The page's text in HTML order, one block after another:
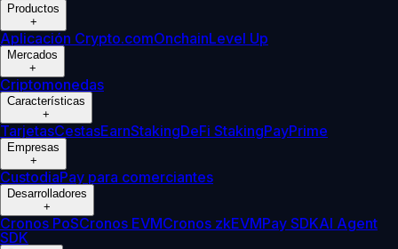
Productos
+
Aplicación Crypto.comOnchainLevel Up
Mercados
+
Criptomonedas
Características
+
TarjetasCestasEarnStakingDeFi StakingPayPrime
Empresas
+
CustodiaPay para comerciantes
Desarrolladores
+
Cronos PoSCronos EVMCronos zkEVMPay SDKAI Agent
SDK